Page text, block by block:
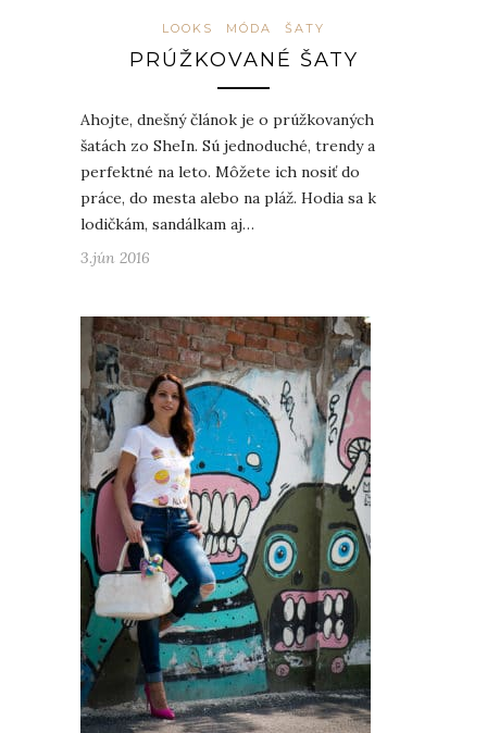
LOOKS MÓDA ŠATY
PRÚŽKOVANÉ ŠATY
Ahojte, dnešný článok je o prúžkovaných
šatách zo SheIn. Sú jednoduché, trendy a
perfektné na leto. Môžete ich nosiť do
práce, do mesta alebo na pláž. Hodia sa k
lodičkám, sandálkam aj…
3.jún 2016